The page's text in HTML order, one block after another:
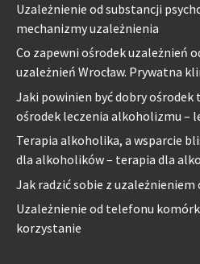
Uzależnienie od substancji
mechanizmy uzależnienia
Co zapewni ośrodek uzależnień
uzależnień Wrocław. Prywatna
Jaki powinien być dobry
ośrodek leczenia alkoholizmu –
Terapia alkoholika, a wsparcie
dla alkoholików – terapia dla
Jak radzić sobie z uzależnieniem
Uzależnienie od telefonu
korzystanie